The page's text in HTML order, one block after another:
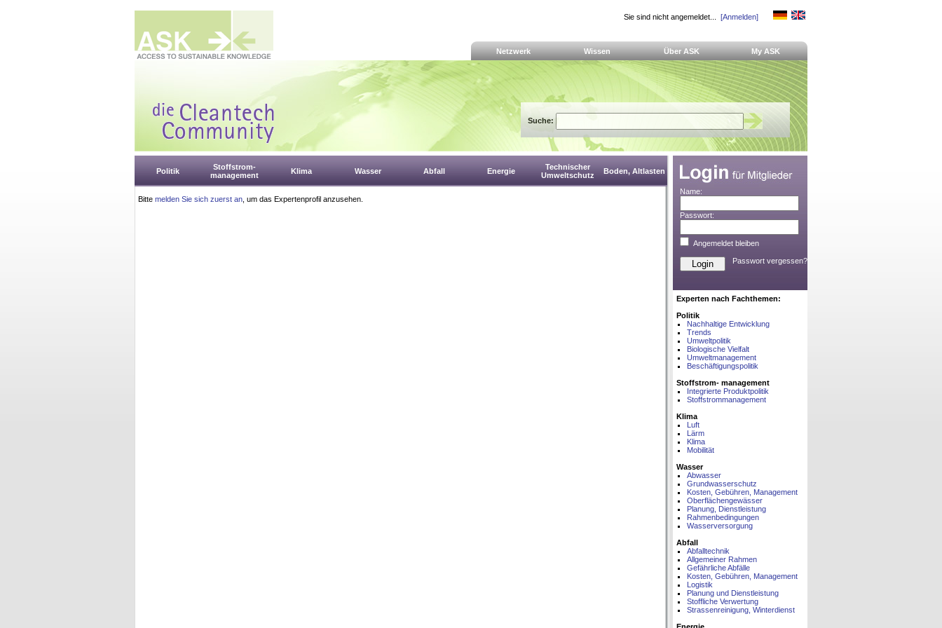
Sie sind nicht angemeldet... [Anmelden]
Netzwerk Wissen Über ASK My ASK
Suche:
Politik
Stoffstrom-
management
Klima Wasser Abfall Energie
Technischer
Umweltschutz
Boden, Altlasten
Bitte melden Sie sich zuerst an , um das Expertenprofil anzusehen.
Name:
Passwort:
Angemeldet bleiben
Passwort vergessen?
Experten nach Fachthemen:
Politik
Nachhaltige Entwicklung
Trends
Umweltpolitik
Biologische Vielfalt
Umweltmanagement
Beschäftigungspolitik
Stoffstrom- management
Integrierte Produktpolitik
Stoffstrommanagement
Klima
Luft
Lärm
Klima
Mobilität
Wasser
Abwasser
Grundwasserschutz
Kosten, Gebühren, Management
Oberflächengewässer
Planung, Dienstleistung
Rahmenbedingungen
Wasserversorgung
Abfall
Abfalltechnik
Allgemeiner Rahmen
Gefährliche Abfälle
Kosten, Gebühren, Management
Logistik
Planung und Dienstleistung
Stoffliche Verwertung
Strassenreinigung, Winterdienst